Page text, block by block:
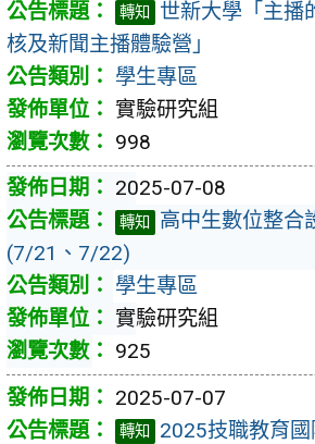
轉知
世新大學「主播
核及新聞主播體驗營」
學生專區
實驗研究組
998
2025-07-08
轉知
高中生數位整合
(7/21、7/22)
學生專區
實驗研究組
925
2025-07-07
轉知
2025技職教育